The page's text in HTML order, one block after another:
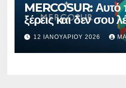
MERCOSUR: Αυτό
ξέρεις και δεν σου
12 ΙΑΝΟΥΑΡΊΟΥ 2026